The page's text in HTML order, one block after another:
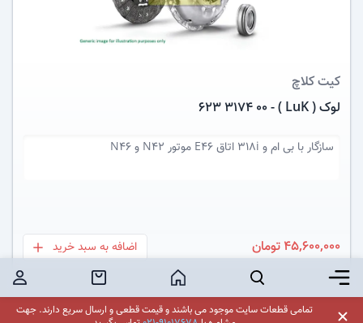
کیت کلاچ
لوک ( LuK ) - 623 3174 00
سازگار با بی ام و 318i اتاق E46 موتور N42 و N46
45,600,000 تومان بعلاوه
اضافه به سبد خرید
برگر منو جستجو خانه خرید محصول
تمامی قطعات سایت موجود می باشند و قیمت قطعی و ارسال سریع دارند. جهت